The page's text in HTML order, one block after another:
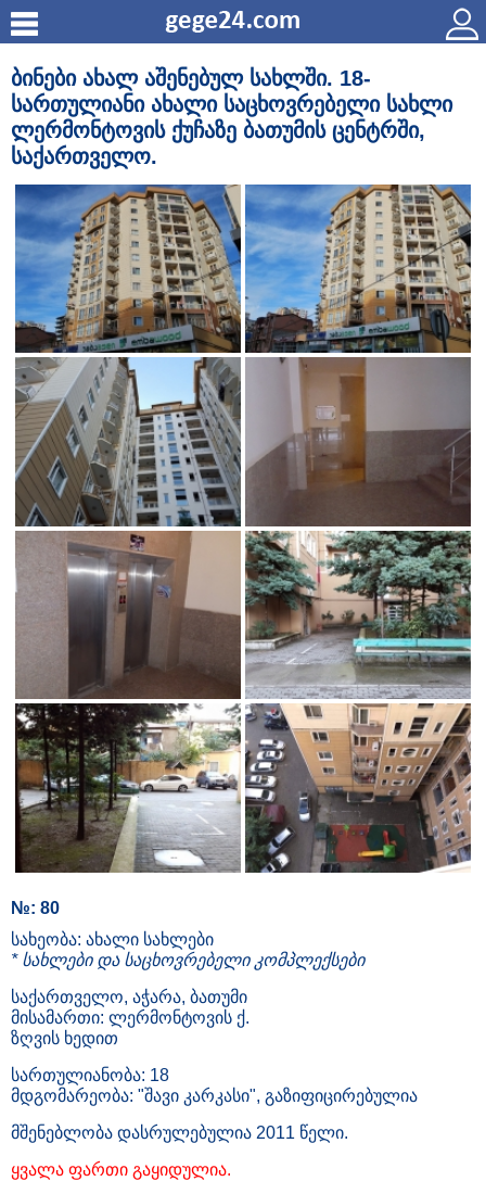
ბინები ახალ აშენებულ სახლში. 18-
სართულიანი ახალი საცხოვრებელი სახლი
ლერმონტოვის ქუჩაზე ბათუმის ცენტრში,
საქართველო.
№: 80
სახეობა: ახალი სახლები
* სახლები და საცხოვრებელი კომპლექსები
საქართველო, აჭარა, ბათუმი
მისამართი: ლერმონტოვის ქ.
ზღვის ხედით
სართულიანობა: 18
მდგომარეობა: "შავი კარკასი", გაზიფიცირებულია
მშენებლობა დასრულებულია 2011 წელი.
ყვალა ფართი გაყიდულია.